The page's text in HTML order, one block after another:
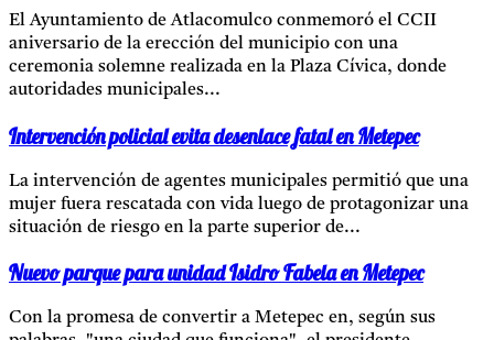
El Ayuntamiento de Atlacomulco conmemoró el CCII
aniversario de la erección del municipio con una
ceremonia solemne realizada en la Plaza Cívica, donde
autoridades municipales...
Intervención policial evita desenlace fatal en Metepec
La intervención de agentes municipales permitió que una
mujer fuera rescatada con vida luego de protagonizar una
situación de riesgo en la parte superior de...
Nuevo parque para unidad Isidro Fabela en Metepec
Con la promesa de convertir a Metepec en, según sus